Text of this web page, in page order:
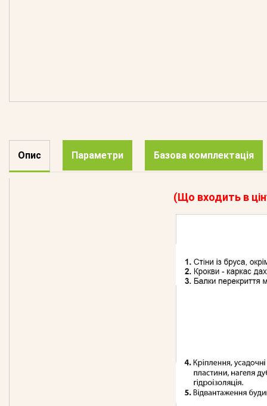
Опис Параметри Базова комплектація
(Що входить в